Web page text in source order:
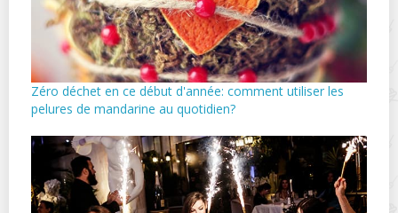
Zéro déchet en ce début d'année: comment utiliser les
pelures de mandarine au quotidien?